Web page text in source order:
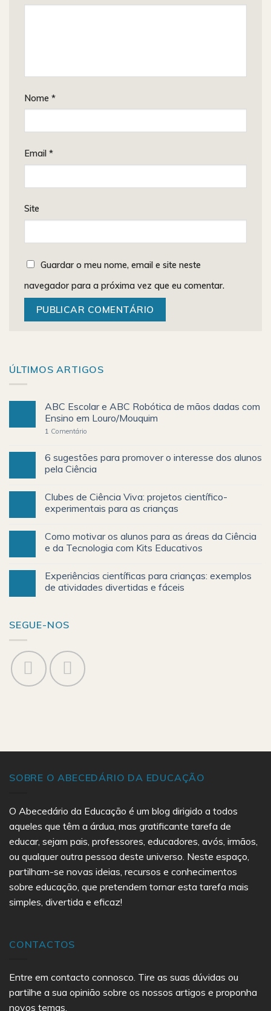
Nome *
Email *
Site
Guardar o meu nome, email e site neste
navegador para a próxima vez que eu comentar.
ÚLTIMOS ARTIGOS
ABC Escolar e ABC Robótica de mãos dadas com
Ensino em Louro/Mouquim
1 Comentário
6 sugestões para promover o interesse dos alunos
pela Ciência
Clubes de Ciência Viva: projetos científico-
experimentais para as crianças
Como motivar os alunos para as áreas da Ciência
e da Tecnologia com Kits Educativos
Experiências científicas para crianças: exemplos
de atividades divertidas e fáceis
SEGUE-NOS
SOBRE O ABECEDÁRIO DA EDUCAÇÃO
O Abecedário da Educação é um blog dirigido a todos
aqueles que têm a árdua, mas gratificante tarefa de
educar, sejam pais, professores, educadores, avós, irmãos,
ou qualquer outra pessoa deste universo. Neste espaço,
partilham-se novas ideias, recursos e conhecimentos
sobre educação, que pretendem tornar esta tarefa mais
simples, divertida e eficaz!
CONTACTOS
Entre em contacto connosco. Tire as suas dúvidas ou
partilhe a sua opinião sobre os nossos artigos e proponha
novos temas.